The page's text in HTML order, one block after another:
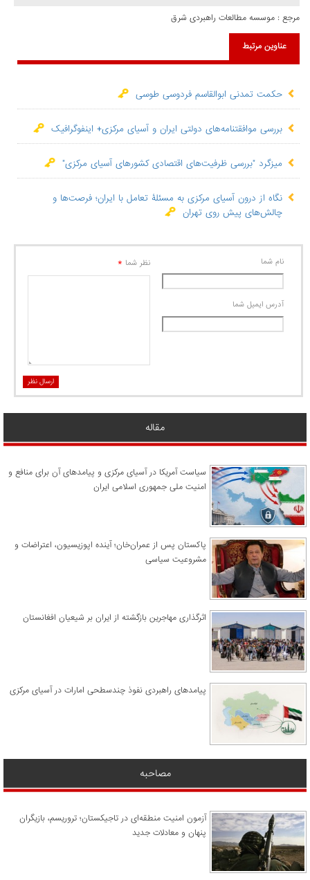
مرجع : موسسه مطالعات راهبردی شرق
عناوین مرتبط
حکمت تمدنی ابوالقاسم فردوسی طوسی
بررسی موافقتنامه‌های دولتی ایران و آسیای مرکزی+ اینفوگرافیک
میزگرد "بررسی ظرفیت‌های اقتصادی کشورهای آسیای مرکزی"
نگاه از درون آسیای مرکزی به مسئلۀ تعامل با ایران؛ فرصت‌ها و
چالش‌های پیش روی تهران
نام شما
آدرس ايميل شما
نظر شما *
ارسال نظر
مقاله
سیاست آمریکا در آسیای مرکزی و پیامدهای آن برای منافع و
امنیت ملی جمهوری اسلامی ایران
پاکستان پس از عمران‌خان؛ آینده اپوزیسیون، اعتراضات و
مشروعیت سیاسی
اثرگذاری مهاجرین بازگشته از ایران بر شیعیان افغانستان
پیامدهای راهبردی نفوذ چندسطحی امارات در آسیای مرکزی
مصاحبه
آزمون امنیت منطقه‌ای در تاجیکستان؛ تروریسم، بازیگران
پنهان و معادلات جدید